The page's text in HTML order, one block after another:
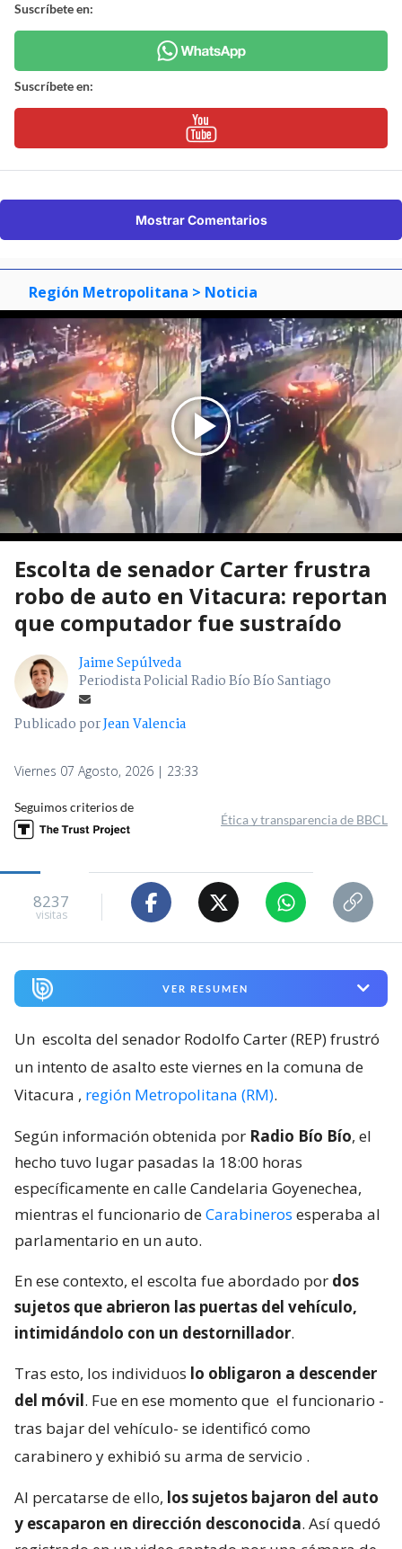
Suscríbete en:
Suscríbete en:
Mostrar Comentarios
Región Metropolitana > Noticia
Escolta de senador Carter frustra
robo de auto en Vitacura: reportan
que computador fue sustraído
Jaime Sepúlveda
Periodista Policial Radio Bío Bío Santiago
Publicado porJean Valencia
Viernes 07 Agosto, 2026 | 23:33
Seguimos criterios de
Ética y transparencia de BBCL
8237
visitas
VER RESUMEN
Un escolta del senador Rodolfo Carter (REP) frustró
un intento de asalto este viernes en la comuna de
Vitacura , región Metropolitana (RM).
Según información obtenida por Radio Bío Bío, el
hecho tuvo lugar pasadas la 18:00 horas
específicamente en calle Candelaria Goyenechea,
mientras el funcionario deCarabineros esperaba al
parlamentario en un auto.
En ese contexto, el escolta fue abordado por dos
sujetos que abrieron las puertas del vehículo,
intimidándolo con un destornillador.
Tras esto, los individuos lo obligaron a descender
del móvil. Fue en ese momento que el funcionario -
tras bajar del vehículo- se identificó como
carabinero y exhibió su arma de servicio .
Al percatarse de ello, los sujetos bajaron del auto
y escaparon en dirección desconocida. Así quedó